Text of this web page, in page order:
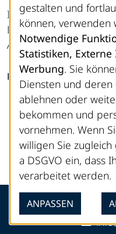
Impressum
Datenschutz
AGB
FOLGEN SIE UNS
LinkedIn
Instagram
YouTube
+49
gestalten und
können, verwenden
Notwendige
Statistiken,
Werbung. Sie
Diensten und deren
ablehnen oder
bekommen und
vornehmen. Wenn
willigen Sie zugleich
a DSGVO ein, dass
verarbeitet werden.
ANPASSEN